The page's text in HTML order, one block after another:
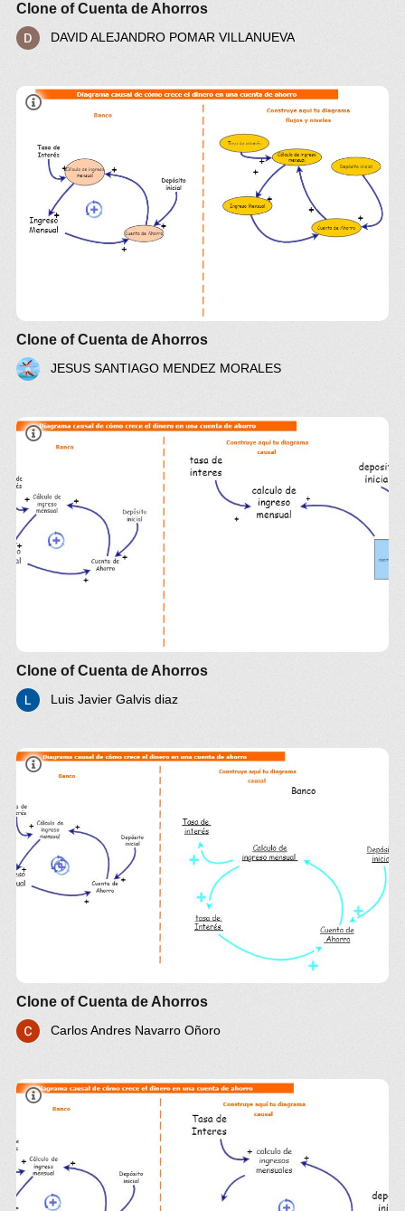
Clone of Cuenta de Ahorros
DAVID ALEJANDRO POMAR VILLANUEVA
Clone of Cuenta de Ahorros
JESUS SANTIAGO MENDEZ MORALES
Clone of Cuenta de Ahorros
Luis Javier Galvis diaz
Clone of Cuenta de Ahorros
Carlos Andres Navarro Oñoro